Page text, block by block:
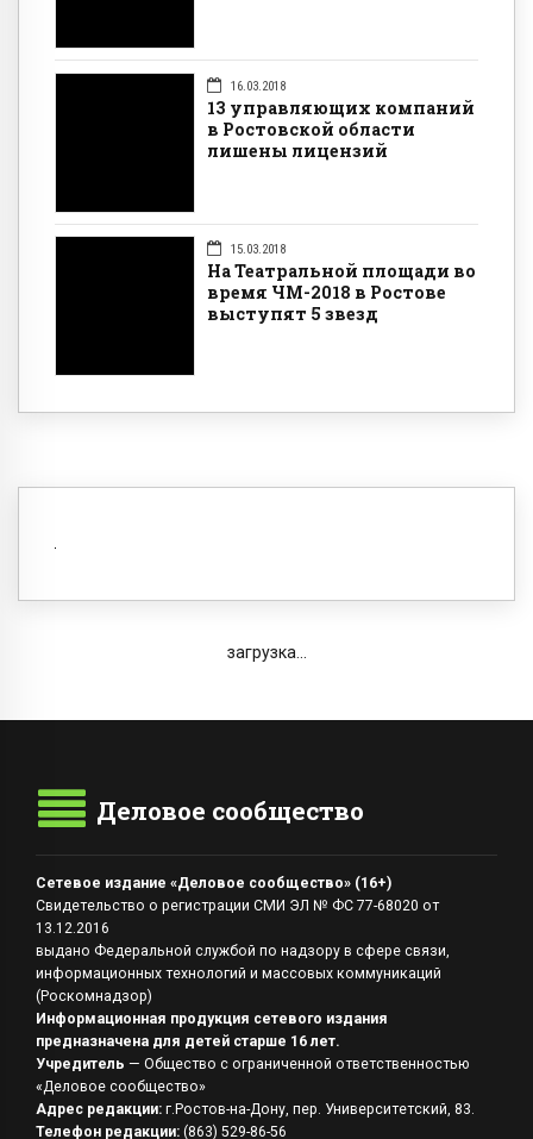
16.03.2018
13 управляющих компаний
в Ростовской области
лишены лицензий
15.03.2018
На Театральной площади во
время ЧМ-2018 в Ростове
выступят 5 звезд
загрузка...
Деловое сообщество
Сетевое издание «Деловое сообщество» (16+)
Свидетельство о регистрации СМИ ЭЛ № ФС 77-68020 от
13.12.2016
выдано Федеральной службой по надзору в сфере связи,
информационных технологий и массовых коммуникаций
(Роскомнадзор)
Информационная продукция сетевого издания
предназначена для детей старше 16 лет.
Учредитель — Общество с ограниченной ответственностью
«Деловое сообщество»
Адрес редакции: г.Ростов-на-Дону, пер. Университетский, 83.
Телефон редакции: (863) 529-86-56